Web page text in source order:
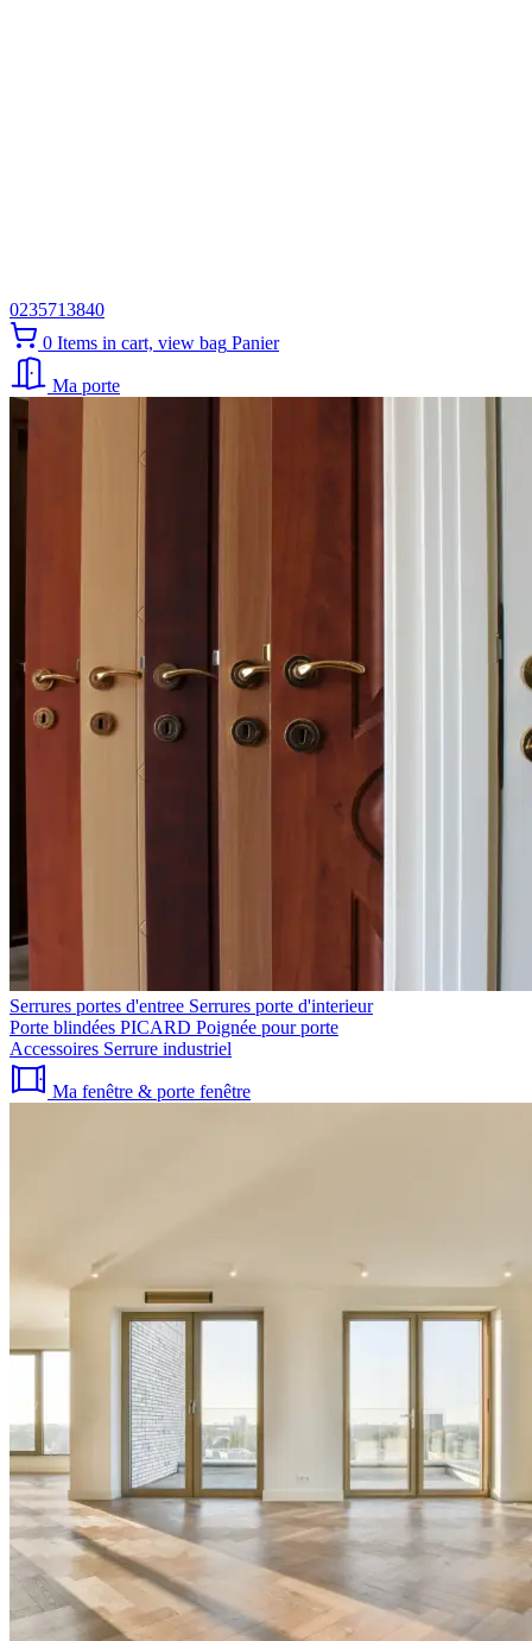
0235713840
0 Items in cart, view bag Panier
Ma porte
Serrures portes d'entree Serrures porte d'interieur
Porte blindées PICARD Poignée pour porte
Accessoires Serrure industriel
Ma fenêtre & porte fenêtre